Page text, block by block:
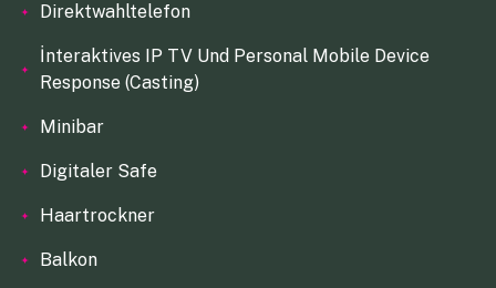
Direktwahltelefon
İnteraktives IP TV Und Personal Mobile Device
Response (Casting)
Minibar
Digitaler Safe
Haartrockner
Balkon